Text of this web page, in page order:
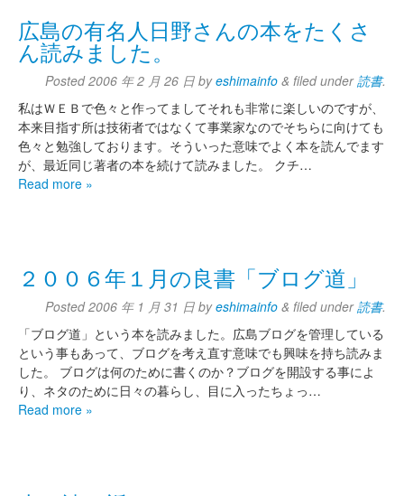
広島の有名人日野さんの本をたくさ
ん読みました。
Posted2006 年 2 月 26 日 byeshimainfo & filed under読書.
私はＷＥＢで色々と作ってましてそれも非常に楽しいのですが、
本来目指す所は技術者ではなくて事業家なのでそちらに向けても
色々と勉強しております。そういった意味でよく本を読んでます
が、最近同じ著者の本を続けて読みました。 クチ…
Read more »
２００６年１月の良書「ブログ道」
Posted2006 年 1 月 31 日 byeshimainfo & filed under読書.
「ブログ道」という本を読みました。広島ブログを管理している
という事もあって、ブログを考え直す意味でも興味を持ち読みま
した。 ブログは何のために書くのか？ブログを開設する事によ
り、ネタのために日々の暮らし、目に入ったちょっ…
Read more »